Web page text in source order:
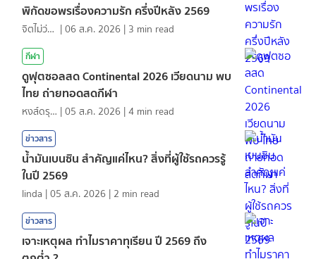
พิกัดขอพรเรื่องความรัก ครึ่งปีหลัง 2569
จิตไม่ว่าง |06 ส.ค. 2026 | 3 min read
กีฬา
ดูฟุตซอลสด Continental 2026 เวียดนาม พบ
ไทย ถ่ายทอดสดกีฬา
หงส์ดรุณ |05 ส.ค. 2026 |4 min read
ข่าวสาร
น้ำมันเบนซิน สำคัญแค่ไหน? สิ่งที่ผู้ใช้รถควรรู้
ในปี 2569
linda |05 ส.ค. 2026 | 2 min read
ข่าวสาร
เจาะเหตุผล ทำไมราคาทุเรียน ปี 2569 ถึง